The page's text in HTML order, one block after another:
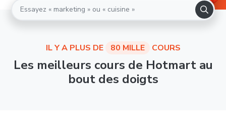
IL Y A PLUS DE 80 MILLE COURS
Les meilleurs cours de Hotmart au
bout des doigts